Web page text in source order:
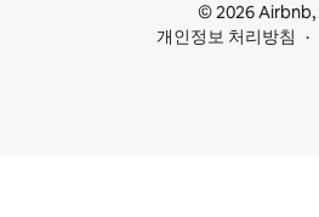
© 2026 Airbnb,
개인정보 처리방침